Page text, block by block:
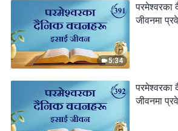
5:34
जीवनमा
जीवनमा